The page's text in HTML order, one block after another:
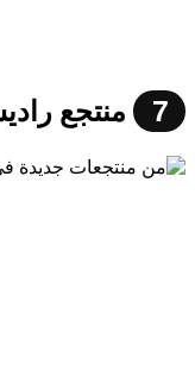
7 منتجع